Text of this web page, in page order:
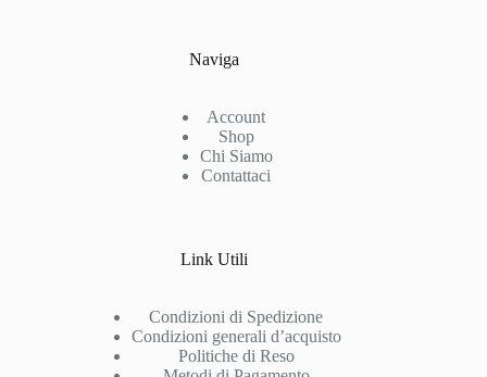
Naviga
Account
Shop
Chi Siamo
Contattaci
Link Utili
Condizioni di Spedizione
Condizioni generali d’acquisto
Politiche di Reso